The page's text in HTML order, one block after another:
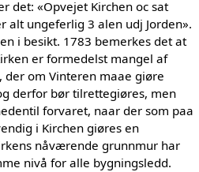
det: «Opvejet Kirchen oc sat
alt ungeferlig 3 alen udj Jorden».
i besikt. 1783 bemerkes det at
er formedelst mangel af
om Vinteren maae giøre
derfor bør tilrettegiøres, men
forvaret, naar der som paa
i Kirchen giøres en
nåværende grunnmur har
nivå for alle bygningsledd.